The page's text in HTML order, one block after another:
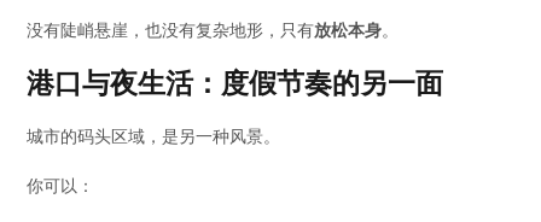
没有陡峭悬崖，也没有复杂地形，只有放松本身。
港口与夜生活：度假节奏的另一面
城市的码头区域，是另一种风景。
你可以：